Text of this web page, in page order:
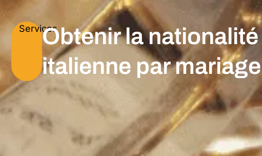
ServicesObtenir la nationalité
italienne par mariage